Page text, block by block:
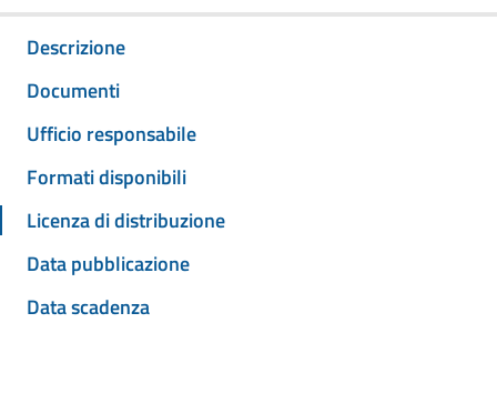
Descrizione
Documenti
Ufficio responsabile
Formati disponibili
Licenza di distribuzione
Data pubblicazione
Data scadenza